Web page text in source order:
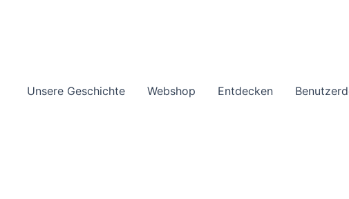
Unsere Geschichte Webshop Entdecken